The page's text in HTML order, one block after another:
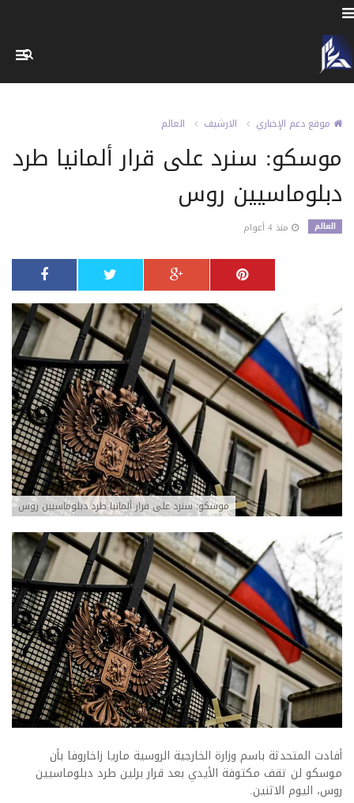
موقع دعم الإخباري الارشيف العالم
موسكو: سنرد على قرار ألمانيا طرد
دبلوماسيين روس
العالم منذ 4 أعوام
موسكو: سنرد على قرار ألمانيا طرد دبلوماسيين روس
أفادت المتحدثة باسم وزارة الخارجية الروسية ماريا زاخاروفا بأن
موسكو لن تقف مكتوفة الأيدي بعد قرار برلين طرد دبلوماسيين
روس، اليوم الاثنين.